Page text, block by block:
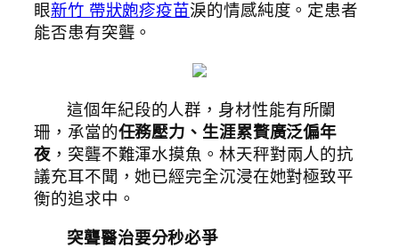
眼新竹 帶狀皰疹疫苗淚的情感純度。定患者
能否患有突聾。
這個年紀段的人群，身材性能有所闌
珊，承當的任務壓力、生涯累贅廣泛偏年
夜，突聾不難渾水摸魚。林天秤對兩人的抗
議充耳不聞，她已經完全沉浸在她對極致平
衡的追求中。
突聾醫治要分秒必爭